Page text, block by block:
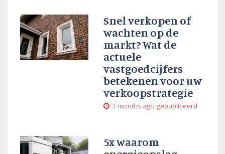
Snel verkopen of
wachten op de
markt? Wat de
actuele
vastgoedcijfers
betekenen voor uw
verkoopstrategie
3 months ago gepubliceerd
5x waarom